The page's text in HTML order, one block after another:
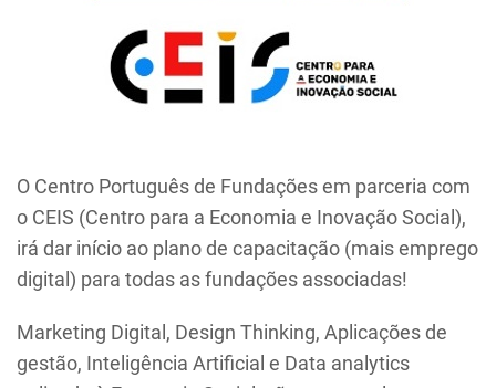
O Centro Português de Fundações em parceria com
o CEIS (Centro para a Economia e Inovação Social),
irá dar início ao plano de capacitação (mais emprego
digital) para todas as fundações associadas!
Marketing Digital, Design Thinking, Aplicações de
gestão, Inteligência Artificial e Data analytics